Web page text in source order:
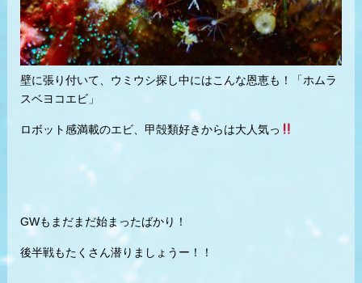
壁に張り付いて、ウミウシ探し中にはこんな恩恵も！「ホムラ
スベヨコエビ」
ロボット感満載のエビ、甲殻類好きからは大人気っ
GWもまだまだ始まったばかり！
後半戦もたくさん潜りましょうー！！